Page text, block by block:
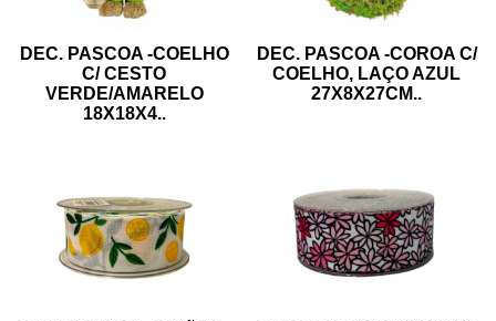
DEC. PASCOA -COELHO
C/ CESTO
VERDE/AMARELO
18X18X4..
DEC. PASCOA -COROA C/
COELHO, LAÇO AZUL
27X8X27CM..